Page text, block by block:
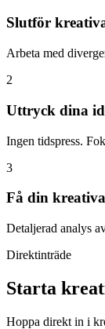
Slutför
Arbeta med
2
Uttryck dina
Ingen tidspress.
3
Få din
Detaljerad analys
Direktinträde
Starta
Hoppa direkt in i